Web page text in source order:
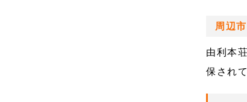
周辺
由利本
保され